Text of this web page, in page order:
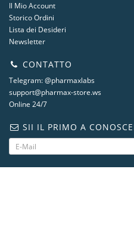
Il Mio Account
Storico Ordini
Lista dei Desideri
Newsletter
CONTATTO
Telegram: @pharmaxlabs
support@pharmax-store.ws
Online 24/7
SII IL PRIMO A